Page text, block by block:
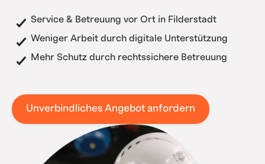
Service & Betreuung vor Ort in Filderstadt
Weniger Arbeit durch digitale Unterstützung
Mehr Schutz durch rechtssichere Betreuung
Unverbindliches Angebot anfordern